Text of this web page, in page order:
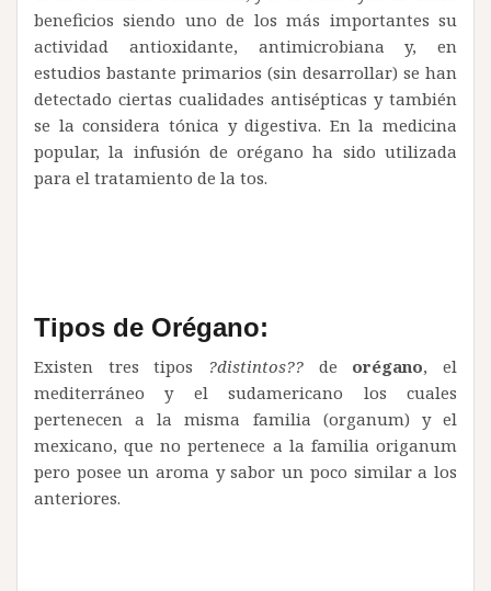
beneficios siendo uno de los más importantes su
actividad antioxidante, antimicrobiana y, en
estudios bastante primarios (sin desarrollar) se han
detectado ciertas cualidades antisépticas y también
se la considera tónica y digestiva. En la medicina
popular, la infusión de orégano ha sido utilizada
para el tratamiento de la tos.
Tipos de Orégano:
Existen tres tipos ?distintos?? de orégano, el
mediterráneo y el sudamericano los cuales
pertenecen a la misma familia (organum) y el
mexicano, que no pertenece a la familia origanum
pero posee un aroma y sabor un poco similar a los
anteriores.